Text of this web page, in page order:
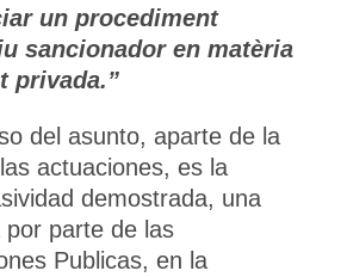
un procediment
sancionador en matèria
privada.”
del asunto, aparte de la
actuaciones, es la
demostrada, una
parte de las
Publicas, en la